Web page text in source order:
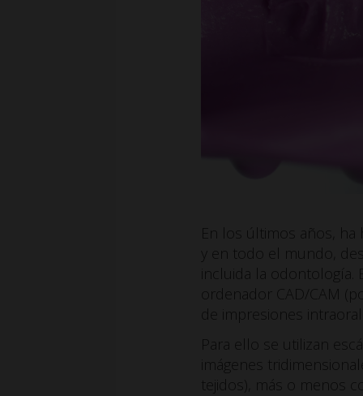
En los últimos años, ha
y en todo el mundo,
incluida la odontología.
ordenador CAD/CAM
de impresiones
Para ello se utilizan
imágenes
tejidos), más o menos